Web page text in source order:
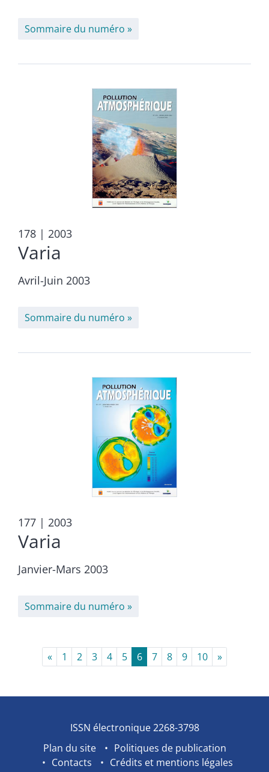
Sommaire du numéro
178 | 2003
Varia
Avril-Juin 2003
Sommaire du numéro
177 | 2003
Varia
Janvier-Mars 2003
Sommaire du numéro
« 1 2 3 4 5 6 7 8 9 10 »
ISSN électronique 2268-3798
Plan du site
Politiques de publication
Contacts
Crédits et mentions légales